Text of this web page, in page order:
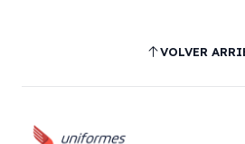
VOLVER